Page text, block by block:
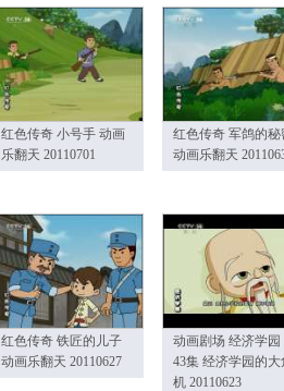
红色传奇 小号手 动画
乐翻天 20110701
红色传奇 军鸽的秘
动画乐翻天
红色传奇 铁匠的儿子
动画乐翻天 20110627
动画剧场 经济学园
43集 经济学园的大
机 20110623